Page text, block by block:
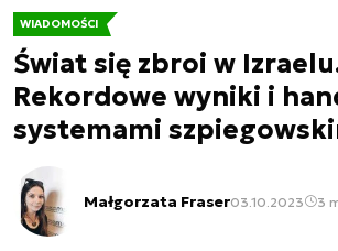
WIADOMOŚCI
Świat się zbroi w
Rekordowe wyniki i
systemami
Małgorzata Fraser03.10.2023 3